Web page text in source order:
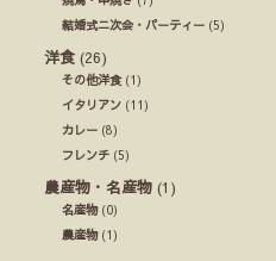
結婚式ニ次会・パーティー (5)
洋食 (26)
その他洋食(1)
イタリアン (11)
カレー (8)
フレンチ (5)
農産物・名産物 (1)
名産物(0)
農産物(1)